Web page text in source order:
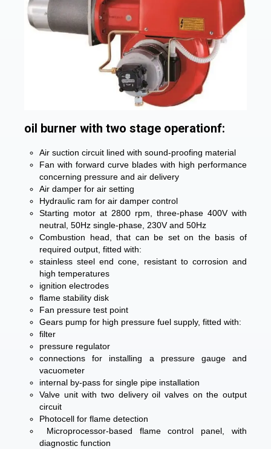
oil burner with two stage operationf:
Air suction circuit lined with sound-proofing material
Fan with forward curve blades with high performance
concerning pressure and air delivery
Air damper for air setting
Hydraulic ram for air damper control
Starting motor at 2800 rpm, three-phase 400V with
neutral, 50Hz single-phase, 230V and 50Hz
Combustion head, that can be set on the basis of
required output, fitted with:
stainless steel end cone, resistant to corrosion and
high temperatures
ignition electrodes
flame stability disk
Fan pressure test point
Gears pump for high pressure fuel supply, fitted with:
filter
pressure regulator
connections for installing a pressure gauge and
vacuometer
internal by-pass for single pipe installation
Valve unit with two delivery oil valves on the output
circuit
Photocell for flame detection
Microprocessor-based flame control panel, with
diagnostic function